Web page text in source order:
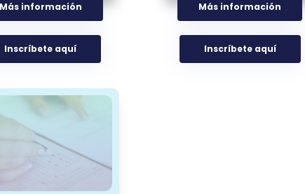
Más información
Inscríbete aquí
Más información
Inscríbete aquí